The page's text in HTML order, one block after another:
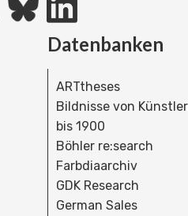
Datenbanken
ARTtheses
Bildnisse von
bis 1900
Böhler re:search
Farbdiaarchiv
GDK Research
German Sales